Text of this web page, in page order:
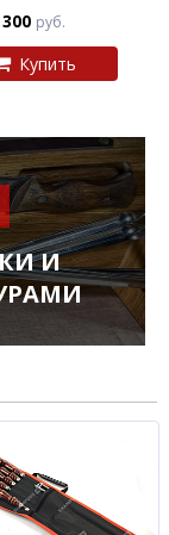
300 руб.
Купить
И